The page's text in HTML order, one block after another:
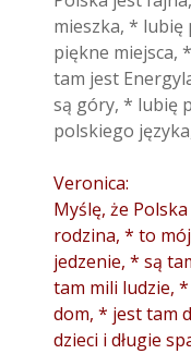
mieszka, * lubię
piękne miejsca,
tam jest
są góry, * lubię
polskiego
Veronica:
Myślę, że
rodzina, * to
jedzenie, * są
tam mili ludzie,
dom, * jest tam
dzieci i długie